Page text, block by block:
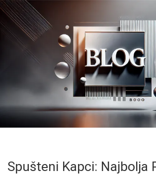
Spušteni Kapci: Najbolja